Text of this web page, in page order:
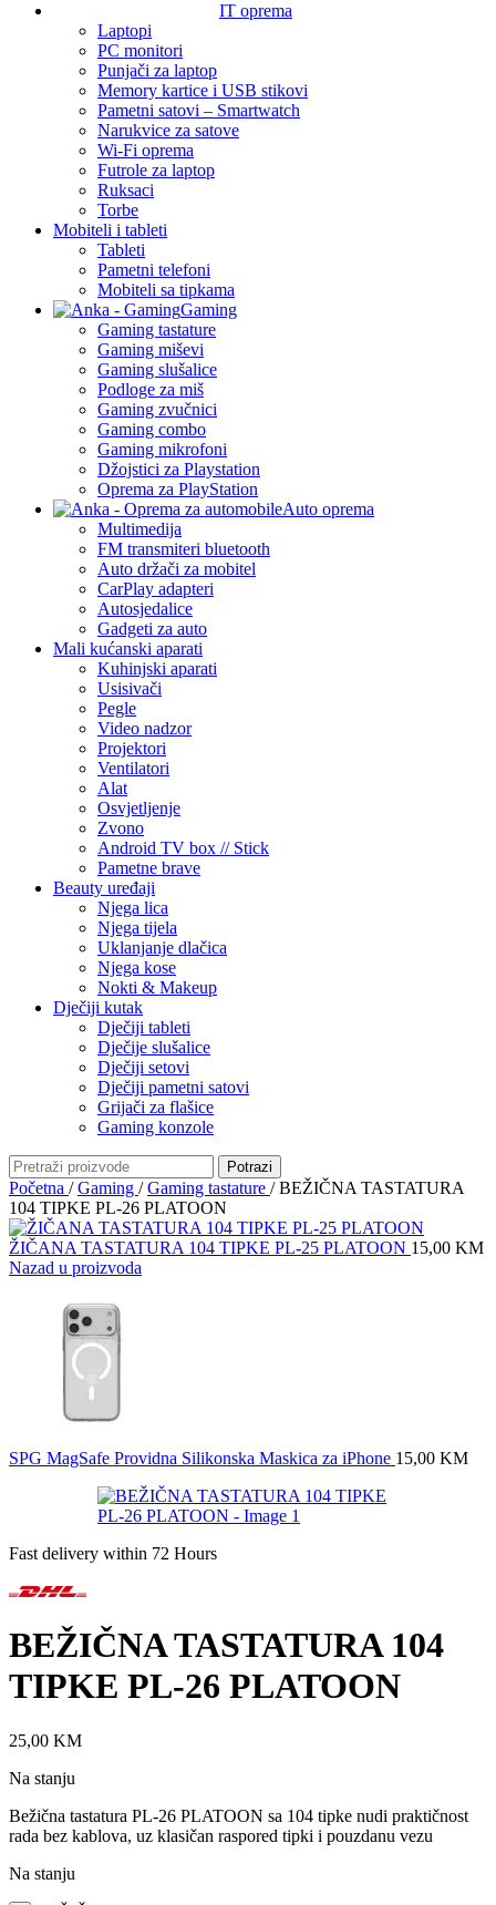
IT oprema
Laptopi
PC monitori
Punjači za laptop
Memory kartice i USB stikovi
Pametni satovi – Smartwatch
Narukvice za satove
Wi-Fi oprema
Futrole za laptop
Ruksaci
Torbe
Mobiteli i tableti
Tableti
Pametni telefoni
Mobiteli sa tipkama
Gaming
Gaming tastature
Gaming miševi
Gaming slušalice
Podloge za miš
Gaming zvučnici
Gaming combo
Gaming mikrofoni
Džojstici za Playstation
Oprema za PlayStation
Auto oprema
Multimedija
FM transmiteri bluetooth
Auto držači za mobitel
CarPlay adapteri
Autosjedalice
Gadgeti za auto
Mali kućanski aparati
Kuhinjski aparati
Usisivači
Pegle
Video nadzor
Projektori
Ventilatori
Alat
Osvjetljenje
Zvono
Android TV box // Stick
Pametne brave
Beauty uređaji
Njega lica
Njega tijela
Uklanjanje dlačica
Njega kose
Nokti & Makeup
Dječiji kutak
Dječiji tableti
Dječije slušalice
Dječiji setovi
Dječiji pametni satovi
Grijači za flašice
Gaming konzole
Potrazi
Početna / Gaming / Gaming tastature / BEŽIČNA TASTATURA
104 TIPKE PL-26 PLATOON
ŽIČANA TASTATURA 104 TIPKE PL-25 PLATOON 15,00 KM
Nazad u proizvoda
SPG MagSafe Providna Silikonska Maskica za iPhone 15,00 KM
Fast delivery within 72 Hours
BEŽIČNA TASTATURA 104
TIPKE PL-26 PLATOON
25,00 KM
Na stanju
Bežična tastatura PL-26 PLATOON sa 104 tipke nudi praktičnost
rada bez kablova, uz klasičan raspored tipki i pouzdanu vezu
Na stanju